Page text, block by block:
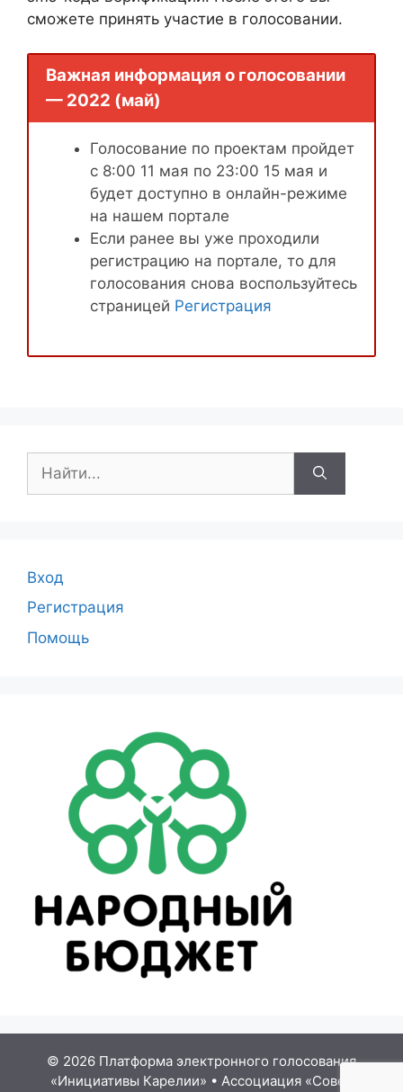
сможете принять участие в голосовании.
Важная информация о голосовании
— 2022 (май)
Голосование по проектам пройдет
с 8:00 11 мая по 23:00 15 мая и
будет доступно в онлайн-режиме
на нашем портале
Если ранее вы уже проходили
регистрацию на портале, то для
голосования снова воспользуйтесь
страницей Регистрация
Вход
Регистрация
Помощь
© 2026 Платформа электронного голосования
«Инициативы Карелии» • Ассоциация «Совет